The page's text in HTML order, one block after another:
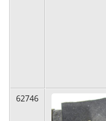
62746